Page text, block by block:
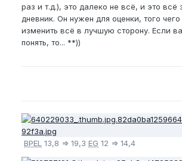
раз и т.д.), это далеко не всё, и это всё
дневник. Он нужен для оценки, того
изменить всё в лучшую сторону. Если
понять, то... **))
BPEL 13,8 => 19,3 EG 12 => 14,4